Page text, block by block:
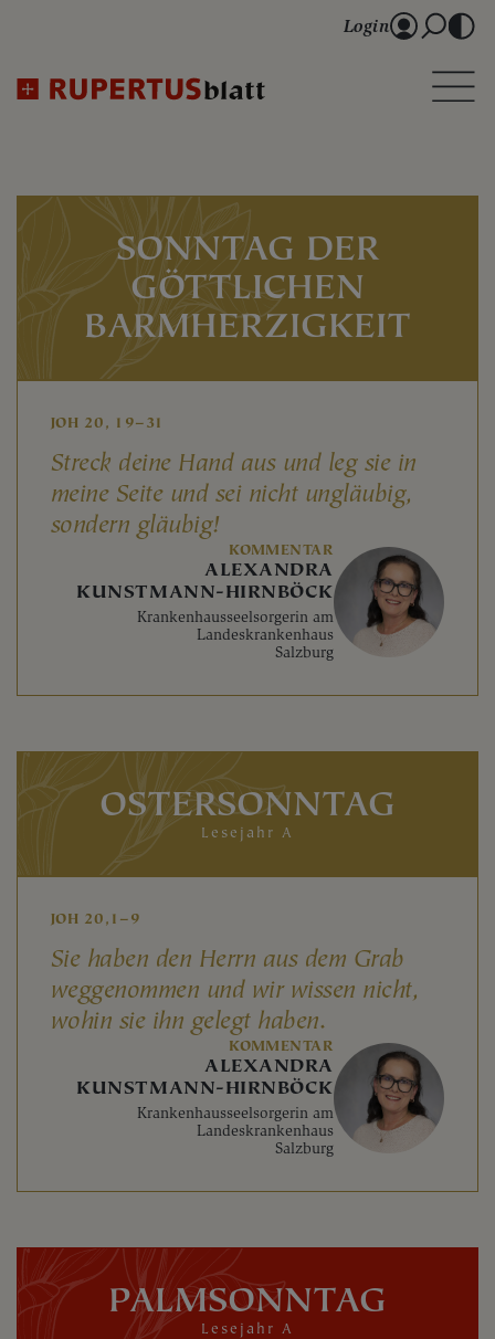
Login
SONNTAG DER
GÖTTLICHEN
BARMHERZIGKEIT
JOH 20, 19–31
Streck deine Hand aus und leg sie in
meine Seite und sei nicht ungläubig,
sondern gläubig!
KOMMENTAR
ALEXANDRA
KUNSTMANN-HIRNBÖCK
Krankenhausseelsorgerin am
Landeskrankenhaus
Salzburg
OSTERSONNTAG
Lesejahr A
JOH 20,1–9
Sie haben den Herrn aus dem Grab
weggenommen und wir wissen nicht,
wohin sie ihn gelegt haben.
KOMMENTAR
ALEXANDRA
KUNSTMANN-HIRNBÖCK
Krankenhausseelsorgerin am
Landeskrankenhaus
Salzburg
PALMSONNTAG
Lesejahr A